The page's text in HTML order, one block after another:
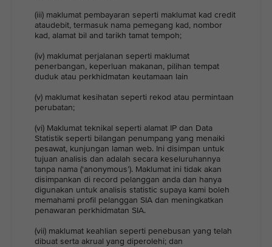
(iii) maklumat pembayaran seperti maklumat kad credit
ataudebit, termasuk nama pemegang kad, nombor
kad, alamat bil and tarikh tamat tempoh;
(iv) maklumat perjalanan seperti maklumat
penerbangan, keperluan makanan, pilihan tempat
duduk atau perkhidmatan keutamaan lain
(v) maklumat kesihatan seperti rekod atau permintaan
perubatan;
(vi) Maklumat teknikal seperti alamat IP dan Data
Statistik seperti bilangan penumpang yang menaiki
pesawat, kunjungan laman web. Ini disimpan untuk
tujuan analisis dan adalah secara keseluruhannya
tanpa nama (‘anonymous’). Maklumat ini tidak akan
disimpankan di record pelanggan anda dan hanya
digunakan untuk analisis statistic supaya kami boleh
memahami profil pelanggan SIA dan meningkatkan
penawaran perkhidmatan SIA.
(vii) maklumat keahlian seperti penebusan yang telah
dibuat serta akrual yang diperolehi; dan